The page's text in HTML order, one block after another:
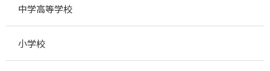
中学高等学校
小学校